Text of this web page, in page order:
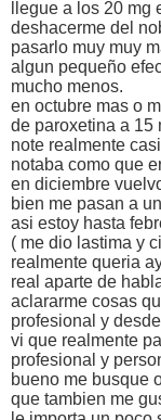
llegue a los 20
deshacerme del
pasarlo muy muy
algun pequeño
mucho menos.
en octubre mas o
de paroxetina a 15
note realmente
notaba como que
en diciembre
bien me pasan a
asi estoy hasta
( me dio lastima y
realmente queria
real aparte de
aclararme cosas
profesional y
vi que realmente
profesional y
bueno me busque
que tambien me